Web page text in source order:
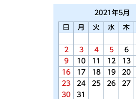
2021年5月
日 月 火 水 木
2
3 4 5 6
9
10 11 12 13
16
17 18 19 20
23
24 25 26 27
30
31